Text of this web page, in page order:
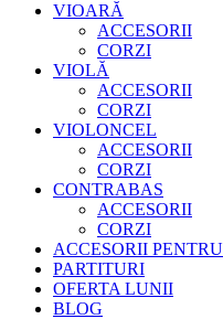
VIOARĂ
ACCESORII
CORZI
VIOLĂ
ACCESORII
CORZI
VIOLONCEL
ACCESORII
CORZI
CONTRABAS
ACCESORII
CORZI
ACCESORII
PARTITURI
OFERTA LUNII
BLOG